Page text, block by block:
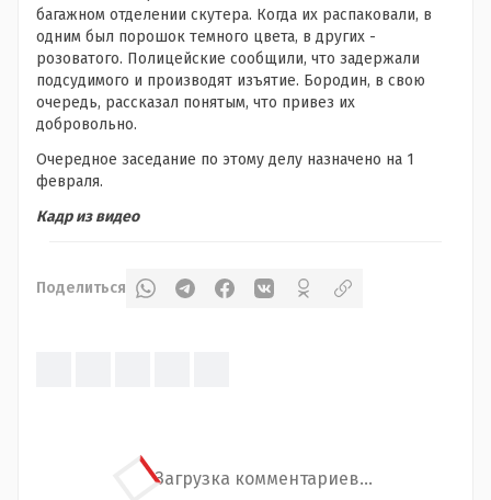
багажном отделении скутера. Когда их распаковали, в
одним был порошок темного цвета, в других -
розоватого. Полицейские сообщили, что задержали
подсудимого и производят изъятие. Бородин, в свою
очередь, рассказал понятым, что привез их
добровольно.
Очередное заседание по этому делу назначено на 1
февраля.
Кадр из видео
Поделиться
Загрузка комментариев...